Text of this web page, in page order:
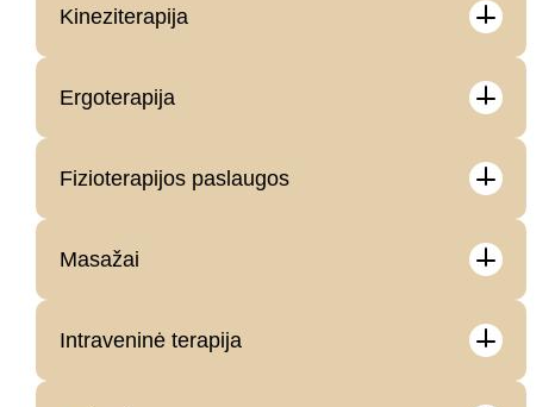
Kineziterapija
Ergoterapija
Fizioterapijos paslaugos
Masažai
Intraveninė terapija